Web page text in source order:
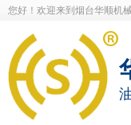
您好！欢迎来到烟台华顺机